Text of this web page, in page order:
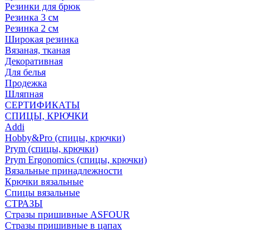
Резинки для брюк
Резинка 3 см
Резинка 2 см
Широкая резинка
Вязаная, тканая
Декоративная
Для белья
Продежка
Шляпная
СЕРТИФИКАТЫ
СПИЦЫ, КРЮЧКИ
Addi
Hobby&Pro (спицы, крючки)
Prym (спицы, крючки)
Prym Ergonomics (спицы, крючки)
Вязальные принадлежности
Крючки вязальные
Спицы вязальные
СТРАЗЫ
Стразы пришивные ASFOUR
Стразы пришивные в цапах